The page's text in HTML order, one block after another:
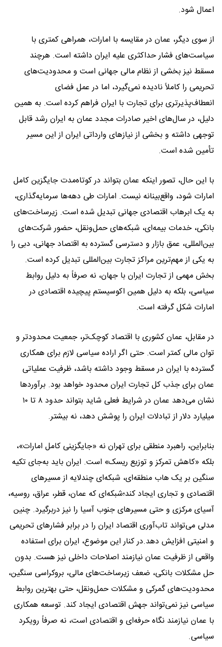
اعمال شود.
از سوی دیگر، عمان در مقایسه با امارات، همراهی کمتری با
سیاست‌های فشار حداکثری علیه ایران داشته است. هرچند
مسقط نیز بخشی از نظام مالی جهانی است و محدودیت‌های
تحریمی را کاملاً نادیده نمی‌گیرد، اما در عمل فضای
انعطاف‌پذیرتری برای تجارت با ایران فراهم کرده است. به همین
دلیل، در سال‌های اخیر صادرات مجدد عمان به ایران رشد قابل
توجهی داشته و بخشی از نیازهای وارداتی ایران از این مسیر
تأمین شده است.
با این حال، تصور اینکه عمان بتواند در کوتاه‌مدت جایگزین کامل
امارات شود، واقع‌بینانه نیست. امارات طی دهه‌ها سرمایه‌گذاری،
به یک ابرهاب اقتصادی جهانی تبدیل شده است. زیرساخت‌های
بانکی، خدمات بیمه‌ای، شبکه‌های حمل‌ونقل، حضور شرکت‌های
بین‌المللی، عمق بازار و دسترسی گسترده به اقتصاد جهانی، دبی را
به یکی از مهم‌ترین مراکز تجارت بین‌المللی تبدیل کرده است.
بخش مهمی از تجارت ایران با جهان، نه صرفاً به دلیل روابط
سیاسی، بلکه به دلیل همین اکوسیستم پیچیده اقتصادی در
امارات شکل گرفته است.
در مقابل، عمان کشوری با اقتصاد کوچک‌تر، جمعیت محدودتر و
توان مالی کمتر است. حتی اگر اراده سیاسی لازم برای همکاری
گسترده با ایران در مسقط وجود داشته باشد، ظرفیت عملیاتی
عمان برای جذب کل تجارت ایران محدود خواهد بود. برآوردها
نشان می‌دهد عمان در شرایط فعلی شاید بتواند حدود ۸ تا ۱۰
میلیارد دلار از تبادلات ایران را پوشش دهد، نه بیشتر.
بنابراین، راهبرد منطقی برای تهران نه «جایگزینی کامل امارات»،
بلکه «کاهش تمرکز و توزیع ریسک» است. ایران باید به‌جای تکیه
سنگین بر یک هاب منطقه‌ای، شبکه‌ای چندلایه از مسیرهای
اقتصادی و تجاری ایجاد کند؛شبکه‌ای که عمان، قطر، عراق، روسیه،
آسیای مرکزی و حتی مسیرهای جنوب آسیا را نیز دربرگیرد. چنین
مدلی می‌تواند تاب‌آوری اقتصاد ایران را در برابر فشارهای تحریمی
و امنیتی افزایش دهد.در کنار این موضوع، ایران برای استفاده
واقعی از ظرفیت عمان نیازمند اصلاحات داخلی نیز هست. بدون
حل مشکلات بانکی، ضعف زیرساخت‌های مالی، بروکراسی سنگین،
محدودیت‌های گمرکی و مشکلات حمل‌ونقل، حتی بهترین روابط
سیاسی نیز نمی‌تواند جهش اقتصادی ایجاد کند. توسعه همکاری
با عمان نیازمند نگاه حرفه‌ای و اقتصادی است، نه صرفاً رویکرد
سیاسی.